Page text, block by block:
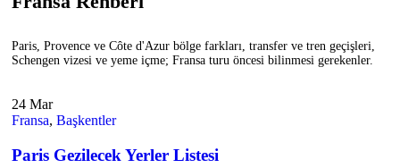
Paris, Provence ve Côte d'Azur bölge farkları, transfer ve tren geçişleri,
Schengen vizesi ve yeme içme; Fransa turu öncesi bilinmesi gerekenler.
24 Mar
Fransa, Başkentler
Paris Gezilecek Yerler Listesi